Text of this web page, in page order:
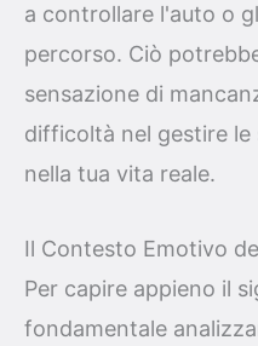
a controllare l'auto o
percorso. Ciò
sensazione di
difficoltà nel gestire
nella tua vita reale.
Il Contesto Emotivo
Per capire appieno il
fondamentale